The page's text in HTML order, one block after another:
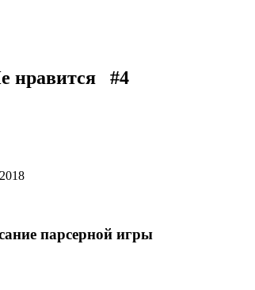
#4
парсерной игры